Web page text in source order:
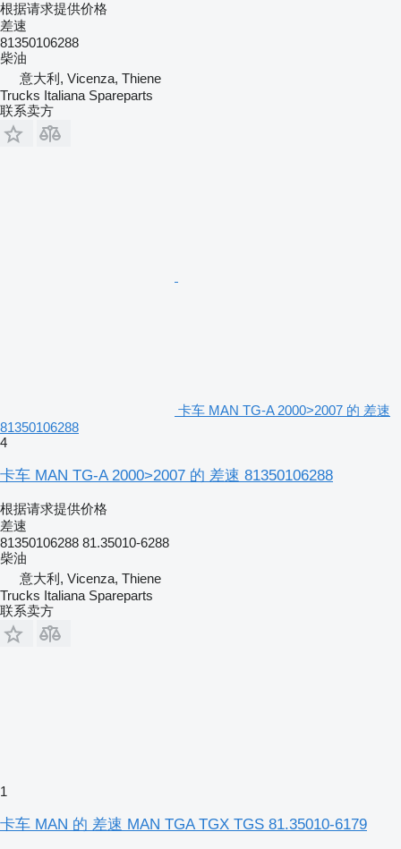
根据请求提供价格
差速
81350106288
柴油
意大利, Vicenza, Thiene
Trucks Italiana Spareparts
联系卖方
卡车 MAN TG-A 2000>2007 的 差速
81350106288
4
卡车 MAN TG-A 2000>2007 的 差速 81350106288
根据请求提供价格
差速
81350106288 81.35010-6288
柴油
意大利, Vicenza, Thiene
Trucks Italiana Spareparts
联系卖方
1
卡车 MAN 的 差速 MAN TGA TGX TGS 81.35010-6179